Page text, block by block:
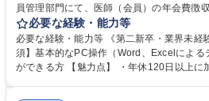
員管理部門にて、医師（会員）の年会費徴
テム入力、電話・FAX対応をお任せします
営事務局業務などにも幅広く携わっていただきます。 【会
入力業務】 ・医師（会員）の住所変更、個
・年会費の徴収管理や入金データの照合確
必要な経験・能力等
必要な経験・能力等 《第二新卒・業界未経
須】基本的なPC操作（Word、Excelによる
ができる方 【魅力点】 ・年休120日以上に加え、9時～17時の「実働7時